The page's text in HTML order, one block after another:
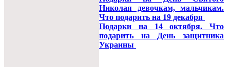
Николая девочкам, мальчикам.
Что подарить на 19 декабря
Подарки на 14 октября. Что
подарить на День защитника
Украины